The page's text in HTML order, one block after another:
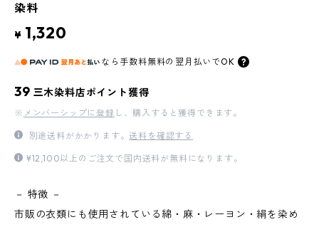
染料
¥ 1,320
なら 手数料無料の 翌月払いでOK
39 三木染料店ポイント獲得
※ メンバーシップに登録 し、購入すると獲得できます。
別途送料がかかります。送料を確認する
¥12,100以上のご注文で国内送料が無料になります。
－ 特徴 －
市販の衣類にも使用されている綿・麻・レーヨン・絹を染め